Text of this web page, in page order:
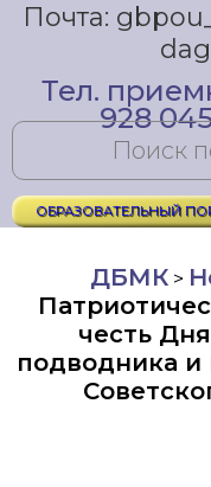
Почта:
Тел.
928
ОБРАЗОВАТЕЛЬНЫЙ
ДБМК>
честь
подводника и